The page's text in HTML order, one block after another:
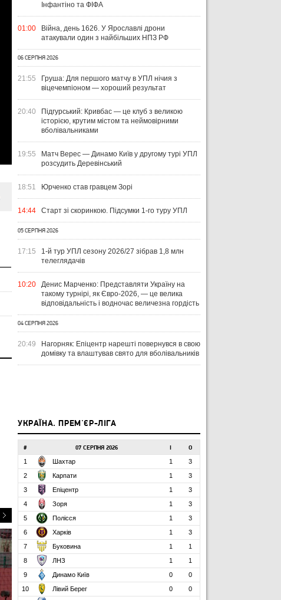
ЧТИВО
04 СЕРПНЯ 2026
УКРАЇНСЬКИЙ СЛІД У ДРУГОМУ
ТУРІ ЕКСТРАКЛЯСИ: МАЦЕНКО
ПЕРЕМАГАЄ, РОМАНЧУК
ТРИМАЄ РІВЕНЬ, ЛЕХІЯ ЗНОВУ
УКРАЇНА
31 ЛИПНЯ 2026
УПЛ-2026/27. ПРЕДСТАВЛЕННЯ
Інфантіно та ФІФА
01:00
Війна, день 1626. У Ярославлі дрони
атакували один з найбільших НПЗ РФ
06 СЕРПНЯ 2026
21:55
Груша: Для першого матчу в УПЛ нічия з
віцечемпіоном — хороший результат
20:40
Підгурський: Кривбас — це клуб з великою
історією, крутим містом та неймовірними
вболівальниками
19:55
Матч Верес — Динамо Київ у другому турі УПЛ
розсудить Деревінський
18:51 Юрченко став гравцем Зорі
14:44 Старт зі скоринкою. Підсумки 1-го туру УПЛ
05 СЕРПНЯ 2026
17:15
1-й тур УПЛ сезону 2026/27 зібрав 1,8 млн
телеглядачів
10:20
Денис Марченко: Представляти Україну на
такому турнірі, як Євро-2026, — це велика
відповідальність і водночас величезна гордість
04 СЕРПНЯ 2026
20:49
Нагорняк: Епіцентр нарешті повернувся в свою
домівку та влаштував свято для вболівальників
УКРАЇНА. ПРЕМ'ЄР-ЛІГА
# 07 СЕРПНЯ 2026 О
1 Шахтар 1
3
2
Карпати 1
3
3
Епіцентр 1
3
4
Зоря 1
3
5
Полісся 1
3
6
Харків 1
3
7
Буковина 1
1
8
ЛНЗ 1
1
9
Динамо Київ 0
0
10
Лівий Берег 0
0